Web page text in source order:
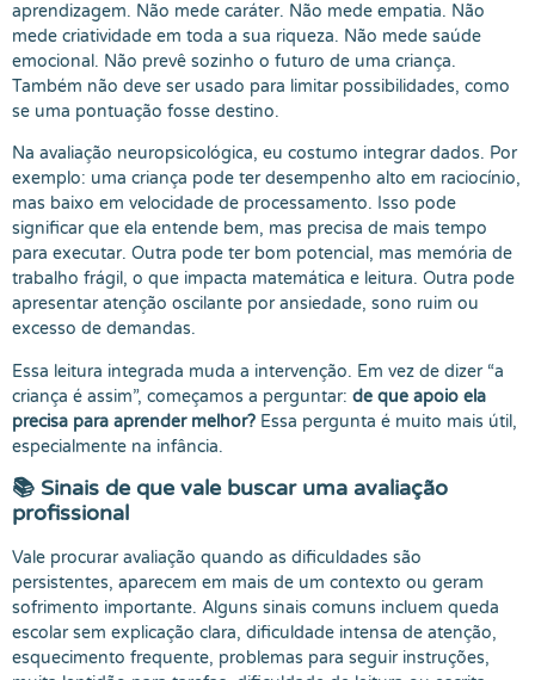
aprendizagem. Não mede caráter. Não mede empatia. Não
mede criatividade em toda a sua riqueza. Não mede saúde
emocional. Não prevê sozinho o futuro de uma criança.
Também não deve ser usado para limitar possibilidades, como
se uma pontuação fosse destino.
Na avaliação neuropsicológica, eu costumo integrar dados. Por
exemplo: uma criança pode ter desempenho alto em raciocínio,
mas baixo em velocidade de processamento. Isso pode
significar que ela entende bem, mas precisa de mais tempo
para executar. Outra pode ter bom potencial, mas memória de
trabalho frágil, o que impacta matemática e leitura. Outra pode
apresentar atenção oscilante por ansiedade, sono ruim ou
excesso de demandas.
Essa leitura integrada muda a intervenção. Em vez de dizer “a
criança é assim”, começamos a perguntar: de que apoio ela
precisa para aprender melhor? Essa pergunta é muito mais útil,
especialmente na infância.
📚 Sinais de que vale buscar uma avaliação
profissional
Vale procurar avaliação quando as dificuldades são
persistentes, aparecem em mais de um contexto ou geram
sofrimento importante. Alguns sinais comuns incluem queda
escolar sem explicação clara, dificuldade intensa de atenção,
esquecimento frequente, problemas para seguir instruções,